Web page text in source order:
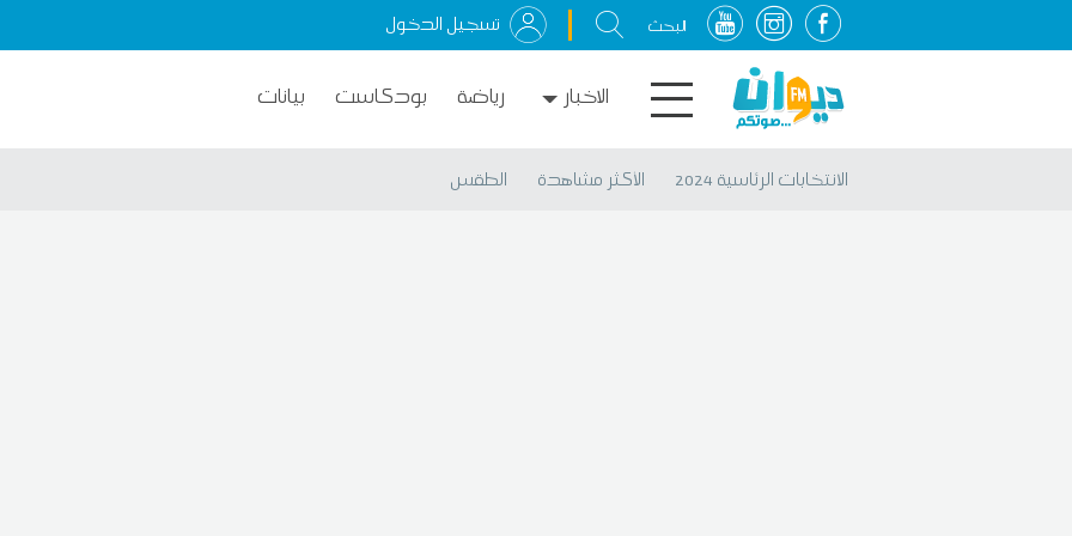
تسجيل الدخول
الاخبار رياضة بودكاست بيانات
الانتخابات الرئاسية 2024 الأكثر مشاهدة الطقس